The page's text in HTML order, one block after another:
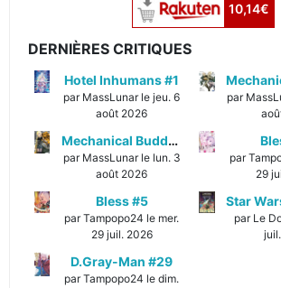
10,14€
DERNIÈRES CRITIQUES
Hotel Inhumans #1
par MassLunar le jeu. 6
août 2026
par
Mechanical Buddy Universe #0
par MassLunar le lun. 3
août 2026
par
29
Bless #5
par Tampopo24 le mer.
29 juil. 2026
par Le
D.Gray-Man #29
par Tampopo24 le dim.